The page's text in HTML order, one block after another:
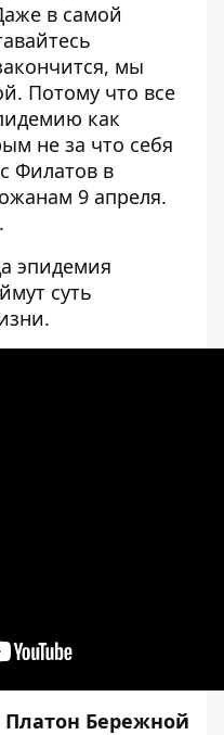
в самой
мы
Потому что все
как
не за что себя
Филатов в
9 апреля.
.
эпидемия
суть
Платон Бережной